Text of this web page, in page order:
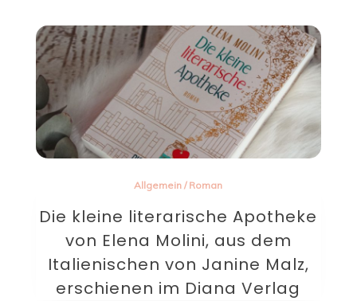
Allgemein / Roman
Die kleine literarische Apotheke
von Elena Molini, aus dem
Italienischen von Janine Malz,
erschienen im Diana Verlag